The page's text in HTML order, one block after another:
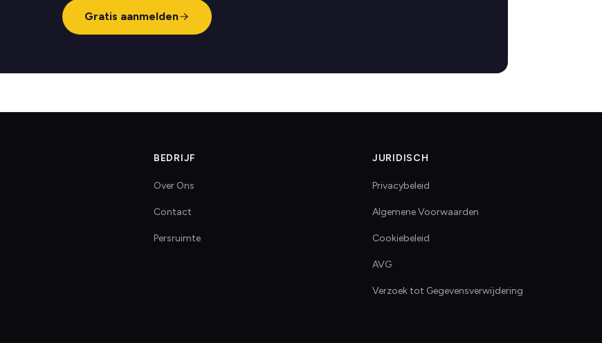
Gratis aanmelden
BEDRIJF
Over Ons
Contact
Persruimte
JURIDISCH
Privacybeleid
Algemene Voorwaarden
Cookiebeleid
AVG
Verzoek tot Gegevensverwijdering